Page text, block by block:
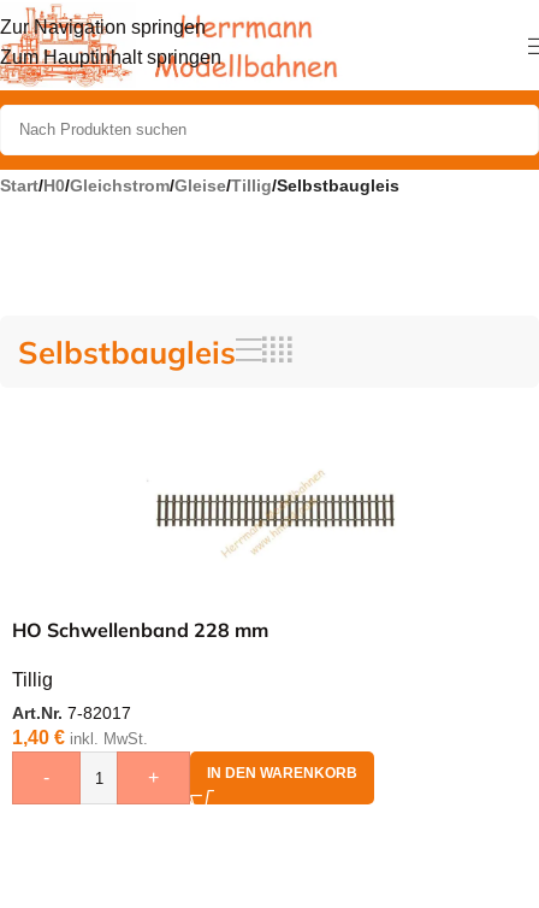
Zur Navigation springen
Zum Hauptinhalt springen
Start/H0/Gleichstrom/Gleise/Tillig/Selbstbaugleis
Selbstbaugleis
HO Schwellenband 228 mm
Tillig
Art.Nr. 7-82017
1,40 € inkl. MwSt.
- + IN DEN WARENKORB